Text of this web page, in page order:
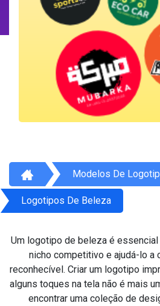
Modelos De
Logotipos De Beleza
Um logotipo de beleza é
nicho competitivo e ajudá-lo a
reconhecível. Criar um logotipo
alguns toques na tela não é mais
encontrar uma coleção de